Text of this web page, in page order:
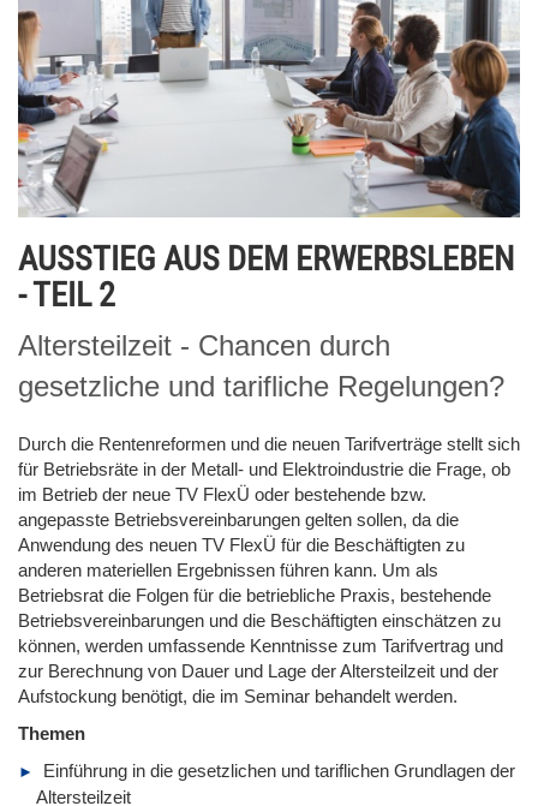
AUSSTIEG AUS DEM ERWERBSLEBEN
- TEIL 2
Altersteilzeit - Chancen durch
gesetzliche und tarifliche Regelungen?
Durch die Rentenreformen und die neuen Tarifverträge stellt sich
für Betriebsräte in der Metall- und Elektroindustrie die Frage, ob
im Betrieb der neue TV FlexÜ oder bestehende bzw.
angepasste Betriebsvereinbarungen gelten sollen, da die
Anwendung des neuen TV FlexÜ für die Beschäftigten zu
anderen materiellen Ergebnissen führen kann. Um als
Betriebsrat die Folgen für die betriebliche Praxis, bestehende
Betriebsvereinbarungen und die Beschäftigten einschätzen zu
können, werden umfassende Kenntnisse zum Tarifvertrag und
zur Berechnung von Dauer und Lage der Altersteilzeit und der
Aufstockung benötigt, die im Seminar behandelt werden.
Themen
Einführung in die gesetzlichen und tariflichen Grundlagen der
Altersteilzeit